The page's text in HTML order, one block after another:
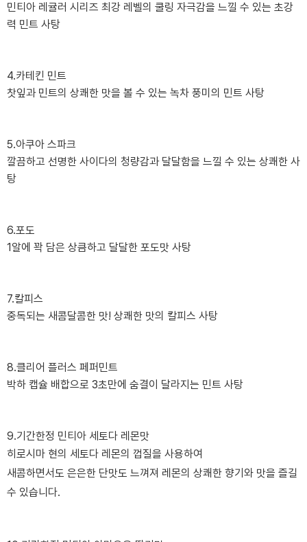
민티아 레귤러 시리즈 최강 레벨의 쿨링 자극감을 느낄 수 있는 초강
력 민트 사탕
4.카테킨 민트
찻잎과 민트의 상쾌한 맛을 볼 수 있는 녹차 풍미의 민트 사탕
5.아쿠아 스파크
깔끔하고 선명한 사이다의 청량감과 달달함을 느낄 수 있는 상쾌한 사
탕
6.포도
1알에 꽉 담은 상큼하고 달달한 포도맛 사탕
7.칼피스
중독되는 새콤달콤한 맛! 상쾌한 맛의 칼피스 사탕
8.클리어 플러스 페퍼민트
박하 캡슐 배합으로 3초만에 숨결이 달라지는 민트 사탕
9. 기간한정 민티아 세토다 레몬맛
히로시마 현의 세토다 레몬의 껍질을 사용하여
새콤하면서도 은은한 단맛도 느껴져 레몬의 상쾌한 향기와 맛을 즐길
수 있습니다.